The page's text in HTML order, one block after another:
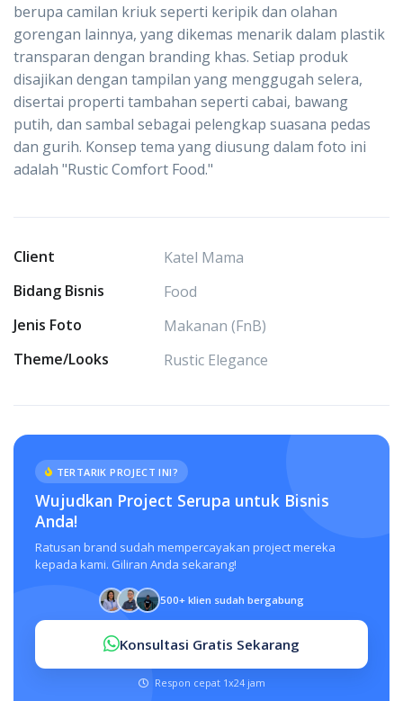
berupa camilan kriuk seperti keripik dan olahan
gorengan lainnya, yang dikemas menarik dalam plastik
transparan dengan branding khas. Setiap produk
disajikan dengan tampilan yang menggugah selera,
disertai properti tambahan seperti cabai, bawang
putih, dan sambal sebagai pelengkap suasana pedas
dan gurih. Konsep tema yang diusung dalam foto ini
adalah "Rustic Comfort Food."
Client
Katel Mama
Bidang Bisnis
Food
Jenis Foto
Makanan (FnB)
Theme/Looks
Rustic Elegance
TERTARIK PROJECT INI?
Wujudkan Project Serupa untuk Bisnis
Anda!
Ratusan brand sudah mempercayakan project mereka
kepada kami. Giliran Anda sekarang!
500+ klien sudah bergabung
Konsultasi Gratis Sekarang
Respon cepat 1x24 jam